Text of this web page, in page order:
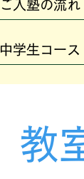
ご入塾の流れ
中学生コース
教